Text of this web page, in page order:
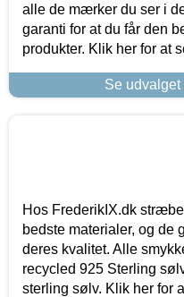
alle de mærker du ser i
garanti for at du får den
produkter. Klik her for at
Se
Hos FrederikIX.dk
bedste materialer, og de
deres kvalitet. Alle
recycled 925 Sterling
sterling sølv. Klik her for